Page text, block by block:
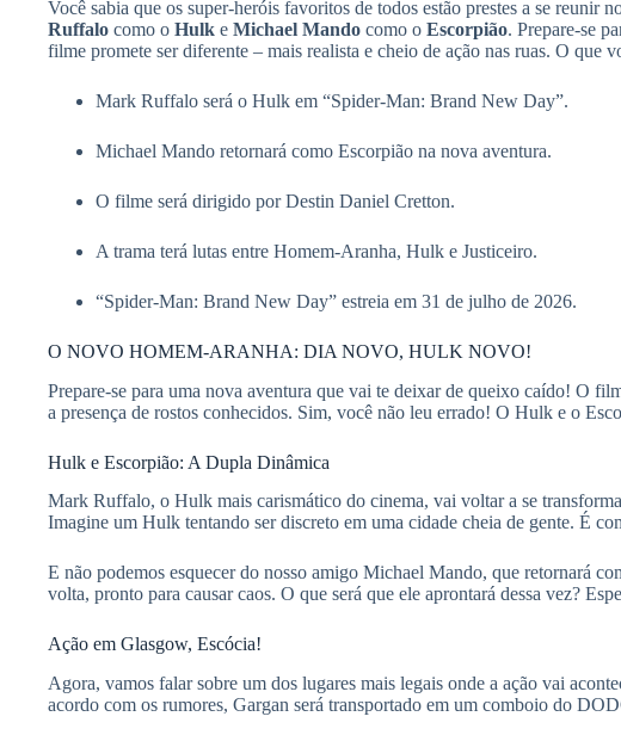
Você sabia que os super-heróis favoritos de todos estão prestes a se reunir
Ruffalo como o Hulk e Michael Mando como o Escorpião. Prepare-se
filme promete ser diferente – mais realista e cheio de ação nas ruas. O que
Mark Ruffalo será o Hulk em “Spider-Man: Brand New Day”.
Michael Mando retornará como Escorpião na nova aventura.
O filme será dirigido por Destin Daniel Cretton.
A trama terá lutas entre Homem-Aranha, Hulk e Justiceiro.
“Spider-Man: Brand New Day” estreia em 31 de julho de 2026.
O NOVO HOMEM-ARANHA: DIA NOVO, HULK NOVO!
Prepare-se para uma nova aventura que vai te deixar de queixo caído! O
a presença de rostos conhecidos. Sim, você não leu errado! O Hulk e o
Hulk e Escorpião: A Dupla Dinâmica
Mark Ruffalo, o Hulk mais carismático do cinema, vai voltar a se
Imagine um Hulk tentando ser discreto em uma cidade cheia de gente. É
E não podemos esquecer do nosso amigo Michael Mando, que retornará
volta, pronto para causar caos. O que será que ele aprontará dessa vez?
Ação em Glasgow, Escócia!
Agora, vamos falar sobre um dos lugares mais legais onde a ação vai
acordo com os rumores, Gargan será transportado em um comboio do